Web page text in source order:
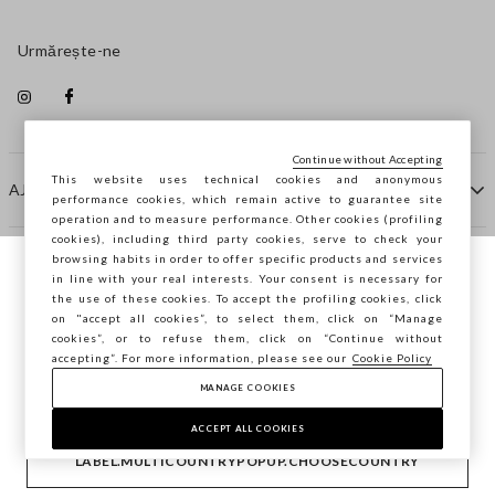
AJUTOR
COMPANIE
CONTACTE
Urmărește-ne
Copyright © Ovs S.p.A. P.Iva 04240010274 - Cap. Soc.
290.923.470 -2.4.0
Navighezi pe STEFANEL Italia, vrei să
salvezi locația ta?
CONFIRMĂ
LABEL.MULTICOUNTRYPOPUP.CHOOSECOUNTRY
footer.item.country România
This website uses technical cookies and anonymous
performance cookies, which remain active to guarantee site
operation and to measure performance. Other cookies (profiling
cookies), including third party cookies, serve to check your
browsing habits in order to offer specific products and services
in line with your real interests. Your consent is necessary for
the use of these cookies. To accept the profiling cookies, click
on "accept all cookies”, to select them, click on “Manage
cookies”, or to refuse them, click on “Continue without
accepting”. For more information, please see our Cookie Policy
MANAGE COOKIES
ACCEPT ALL COOKIES
Continue without Accepting